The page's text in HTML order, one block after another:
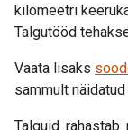
kilomeetri
Talgutööd
Vaata lisaks
sammult
Talguid rahastab